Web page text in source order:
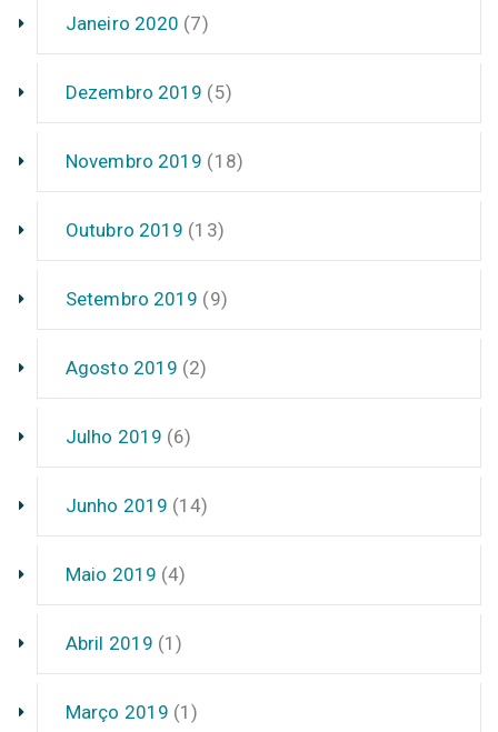
Janeiro 2020 (7)
Dezembro 2019 (5)
Novembro 2019 (18)
Outubro 2019 (13)
Setembro 2019 (9)
Agosto 2019 (2)
Julho 2019 (6)
Junho 2019 (14)
Maio 2019 (4)
Abril 2019 (1)
Março 2019 (1)